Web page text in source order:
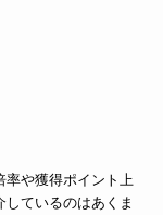
や獲得ポイント上
ているのはあくま